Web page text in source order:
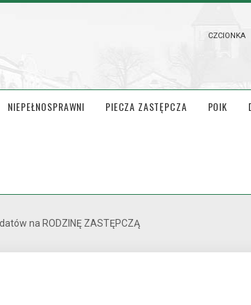
CZCIONKA
NIEPEŁNOSPRAWNI PIECZA ZASTĘPCZA POIK
na RODZINĘ ZASTĘPCZĄ